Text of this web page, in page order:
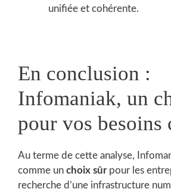
unifiée et cohérente.
En conclusion :
Infomaniak, un
pour vos besoins
Au terme de cette analyse,
comme un choix sûrpour les
recherche d’une infrastructure